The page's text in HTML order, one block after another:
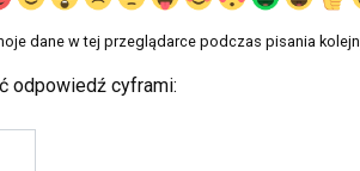
dane w tej przeglądarce podczas pisania
odpowiedź cyframi: